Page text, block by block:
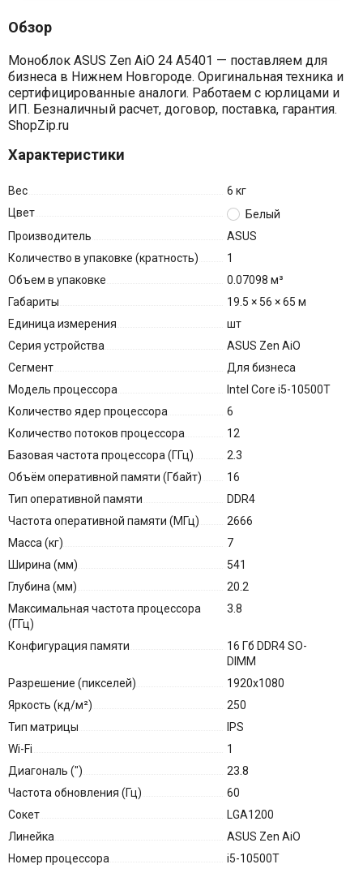
Обзор
Моноблок ASUS Zen AiO 24 A5401 — поставляем для
бизнеса в Нижнем Новгороде. Оригинальная техника и
сертифицированные аналоги. Работаем с юрлицами и
ИП. Безналичный расчет, договор, поставка, гарантия.
ShopZip.ru
Характеристики
Вес
6 кг
Цвет
Белый
Производитель
ASUS
Количество в упаковке (кратность)
1
Объем в упаковке
0.07098 м³
Габариты
19.5 × 56 × 65 м
Единица измерения
шт
Серия устройства
ASUS Zen AiO
Сегмент
Для бизнеса
Модель процессора
Intel Core i5-10500T
Количество ядер процессора
6
Количество потоков процессора
12
Базовая частота процессора (ГГц)
2.3
Объём оперативной памяти (Гбайт)
16
Тип оперативной памяти
DDR4
Частота оперативной памяти (МГц)
2666
Масса (кг)
7
Ширина (мм)
541
Глубина (мм)
20.2
Максимальная частота процессора
(ГГц)
3.8
Конфигурация памяти
16 Гб DDR4 SO-
DIMM
Разрешение (пикселей)
1920x1080
Яркость (кд/м²)
250
Тип матрицы
IPS
Wi-Fi
1
Диагональ (″)
23.8
Частота обновления (Гц)
60
Сокет
LGA1200
Линейка
ASUS Zen AiO
Номер процессора
i5-10500T